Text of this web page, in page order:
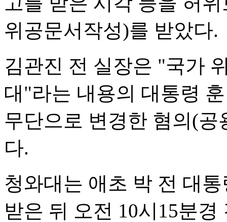
위공문서작성)를 받았다.
김관진 전 실장은 "국가
대"라는 내용의 대통령
무단으로 변경한 혐의(
다.
청와대는 애초 박 전 대
받은 뒤 오전 10시15분